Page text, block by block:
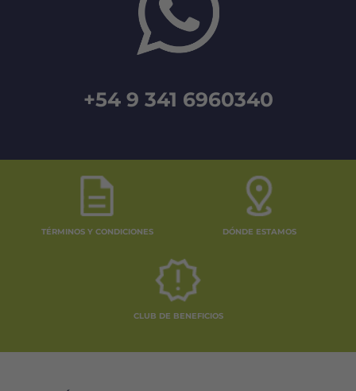
+54 9 341 6960340
TÉRMINOS Y CONDICIONES DÓNDE ESTAMOS
CLUB DE BENEFICIOS